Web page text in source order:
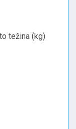
težina (kg)